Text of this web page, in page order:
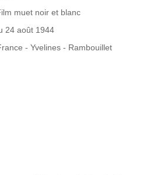
muet noir et blanc
24 août 1944
- Yvelines - Rambouillet